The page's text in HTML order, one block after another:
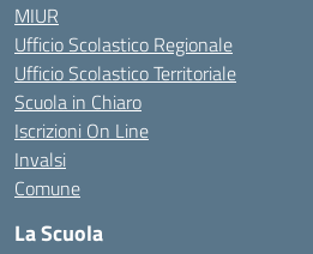
MIUR
Ufficio Scolastico Regionale
Ufficio Scolastico Territoriale
Scuola in Chiaro
Iscrizioni On Line
Invalsi
Comune
La Scuola